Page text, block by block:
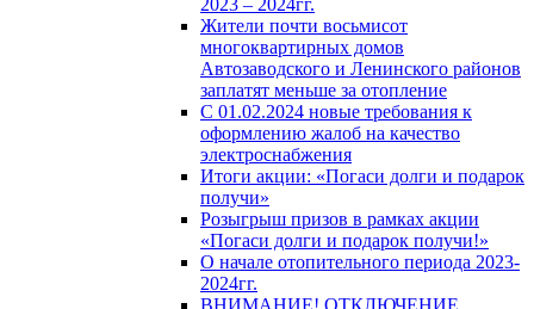
2023 – 2024гг.
Жители почти восьмисот
многоквартирных домов
Автозаводского и Ленинского районов
заплатят меньше за отопление
С 01.02.2024 новые требования к
оформлению жалоб на качество
электроснабжения
Итоги акции: «Погаси долги и подарок
получи»
Розыгрыш призов в рамках акции
«Погаси долги и подарок получи!»
О начале отопительного периода 2023-
2024гг.